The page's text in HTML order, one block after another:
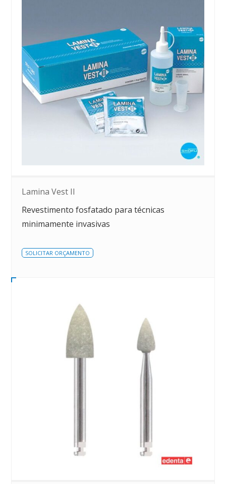
Lamina Vest II
Revestimento fosfatado para técnicas
minimamente invasivas
SOLICITAR ORÇAMENTO